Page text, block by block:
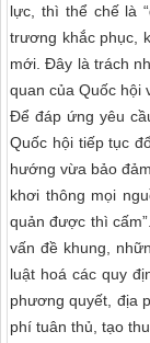
lực, thì thể chế là
trương khắc phục,
mới. Đây là trách
quan của Quốc hội
Để đáp ứng yêu
Quốc hội tiếp tục
hướng vừa bảo
khơi thông mọi
quản được thì
vấn đề khung,
luật hoá các quy
phương quyết, địa
phí tuân thủ, tạo